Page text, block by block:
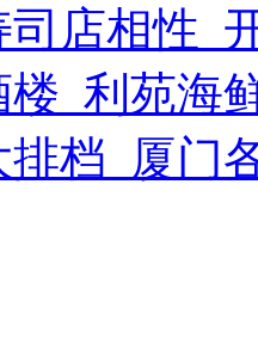
店相性_
_利苑海
档_厦门